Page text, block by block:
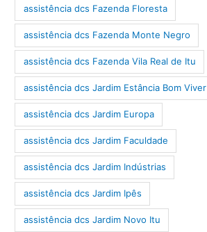
assistência dcs Fazenda Floresta
assistência dcs Fazenda Monte Negro
assistência dcs Fazenda Vila Real de Itu
assistência dcs Jardim Estância Bom Viver
assistência dcs Jardim Europa
assistência dcs Jardim Faculdade
assistência dcs Jardim Indústrias
assistência dcs Jardim Ipês
assistência dcs Jardim Novo Itu